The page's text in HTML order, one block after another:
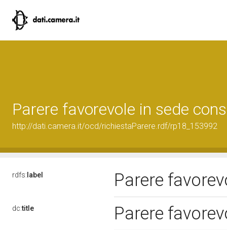
Parere favorevole in sede
http://dati.camera.it/ocd/richiestaParere.rdf/rp18_153992
rdfs: label Parere
dc:title Parere